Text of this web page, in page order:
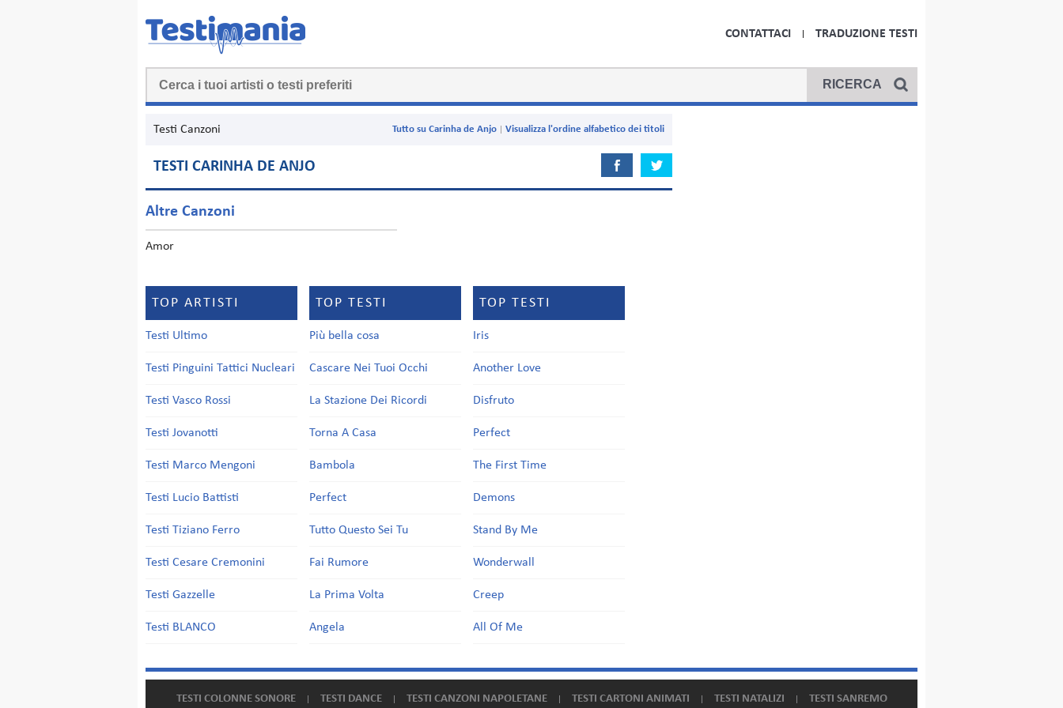
CONTATTACI TRADUZIONE TESTI
Testi Canzoni Visualizza l'ordine alfabetico dei titoli
Tutto su Carinha de Anjo
TESTI CARINHA DE ANJO
Altre Canzoni
Amor
TOP ARTISTI
Testi Ultimo
Testi Pinguini Tattici Nucleari
Testi Vasco Rossi
Testi Jovanotti
Testi Marco Mengoni
Testi Lucio Battisti
Testi Tiziano Ferro
Testi Cesare Cremonini
Testi Gazzelle
Testi BLANCO
TOP TESTI
Più bella cosa
Cascare Nei Tuoi Occhi
La Stazione Dei Ricordi
Torna A Casa
Bambola
Perfect
Tutto Questo Sei Tu
Fai Rumore
La Prima Volta
Angela
TOP TESTI
Iris
Another Love
Disfruto
Perfect
The First Time
Demons
Stand By Me
Wonderwall
Creep
All Of Me
TESTI COLONNE SONORE TESTI DANCE TESTI CANZONI NAPOLETANE TESTI CARTONI ANIMATI TESTI NATALIZI TESTI SANREMO